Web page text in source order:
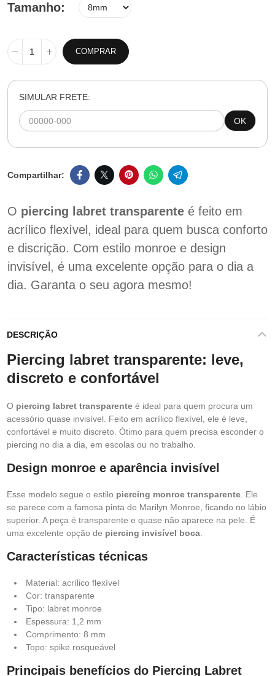
Tamanho
COMPRAR
SIMULAR FRETE:
OK
O piercing labret transparente é feito em
acrílico flexível, ideal para quem busca conforto
e discrição. Com estilo monroe e design
invisível, é uma excelente opção para o dia a
dia. Garanta o seu agora mesmo!
DESCRIÇÃO
Piercing labret transparente: leve,
discreto e confortável
O piercing labret transparente é ideal para quem procura um
acessório quase invisível. Feito em acrílico flexível, ele é leve,
confortável e muito discreto. Ótimo para quem precisa esconder o
piercing no dia a dia, em escolas ou no trabalho.
Design monroe e aparência invisível
Esse modelo segue o estilo piercing monroe transparente . Ele
se parece com a famosa pinta de Marilyn Monroe, ficando no lábio
superior. A peça é transparente e quase não aparece na pele. É
uma excelente opção de piercing invisível boca
Características técnicas
Material: acrílico flexível
Cor: transparente
Tipo: labret monroe
Espessura: 1,2 mm
Comprimento: 8 mm
Topo: spike rosqueável
Principais benefícios do Piercing Labret